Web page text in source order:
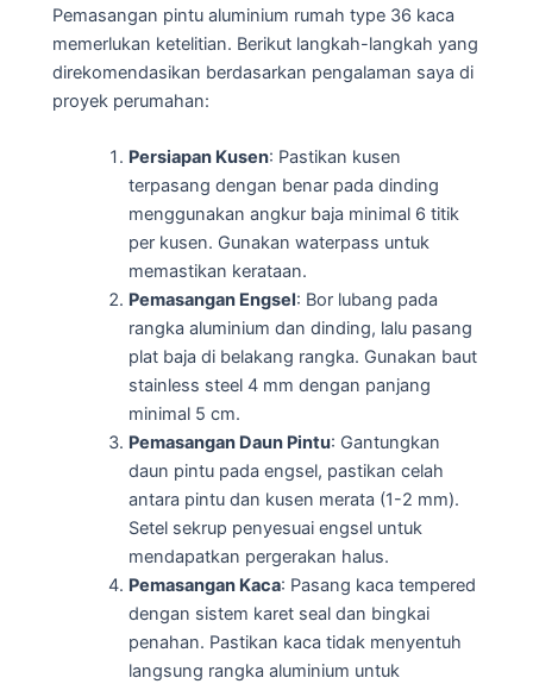
Pemasangan pintu aluminium rumah type 36 kaca
memerlukan ketelitian. Berikut langkah-langkah yang
direkomendasikan berdasarkan pengalaman saya di
proyek perumahan:
Persiapan Kusen: Pastikan kusen
terpasang dengan benar pada dinding
menggunakan angkur baja minimal 6 titik
per kusen. Gunakan waterpass untuk
memastikan kerataan.
Pemasangan Engsel: Bor lubang pada
rangka aluminium dan dinding, lalu pasang
plat baja di belakang rangka. Gunakan baut
stainless steel 4 mm dengan panjang
minimal 5 cm.
Pemasangan Daun Pintu: Gantungkan
daun pintu pada engsel, pastikan celah
antara pintu dan kusen merata (1-2 mm).
Setel sekrup penyesuai engsel untuk
mendapatkan pergerakan halus.
Pemasangan Kaca: Pasang kaca tempered
dengan sistem karet seal dan bingkai
penahan. Pastikan kaca tidak menyentuh
langsung rangka aluminium untuk